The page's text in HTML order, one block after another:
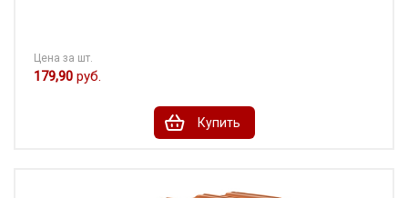
Цена за шт.
179,90 руб.
Купить